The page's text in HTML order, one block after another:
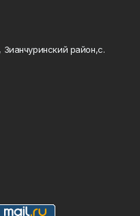
район,с.